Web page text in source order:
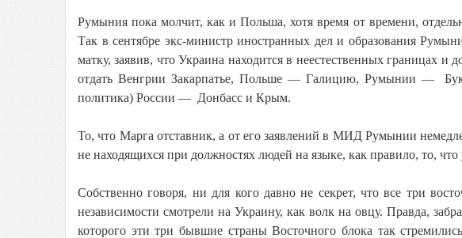
Румыния пока молчит, как и Польша, хотя время от времени,
Так в сентябре экс-министр иностранных дел и образования
матку, заявив, что Украина находится в неестественных границах
отдать Венгрии Закарпатье, Польше — Галицию, Румынии —
политика) России — Донбасс и Крым.
То, что Марга отставник, а от его заявлений в МИД Румынии
не находящихся при должностях людей на языке, как правило, то,
Собственно говоря, ни для кого давно не секрет, что все три
независимости смотрели на Украину, как волк на овцу. Правда,
которого эти три бывшие страны Восточного блока так